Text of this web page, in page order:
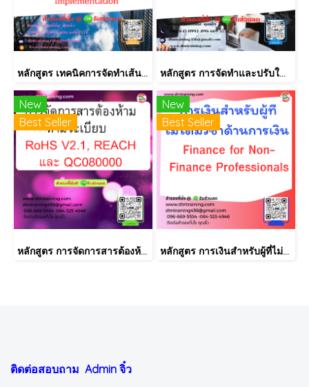
หลักสูตร เทคนิคการจัดทำเส้นทางการฝึกอบรม และการพัฒนาบุคลากร เป็นรายบุคคลอย่างเป็นระบบ Effective Training and Development Road Map & IDP Implementation หลักสูตร การจัดทำและปรับใช้ SKILLS MATRIX อย่างได้ผล Skill Matrix Setting & Implementation
New
Best Seller
หลักสูตร การจัดการสารต้องห้ามตามระเบียบ RoHS V2.1, REACH และ QC080000
New
Best Seller
หลักสูตร การเงินสำหรับผู้ที่ไม่ได้มีวิชาชีพด้านการเงิน (Finance for Non-Finance Professionals)
ติดต่อสอบถาม Admin จิ๋ว